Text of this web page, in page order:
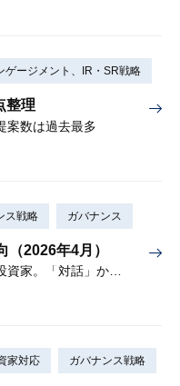
ゲージメント、IR・SR戦略
整理
案数は過去最多
ス戦略 ガバナンス
2026年4月）
「変質」しつつあるアクティビスト投資家。「対話」から「交渉」に。
家対応 ガバナンス戦略